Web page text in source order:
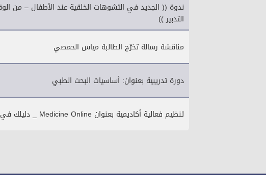
ندوة (( الجديد في التشوهات الخلقية عند الأطفال – من
التدبير ))
مناقشة رسالة تخرّج الطالبة مياس الحمصي
دورة تدريبية بعنوان: أساسيات البحث الطبي
تنظيم فعالية أكاديمية بعنوان Medicine Online _ دليلك في صناعة الإبداع